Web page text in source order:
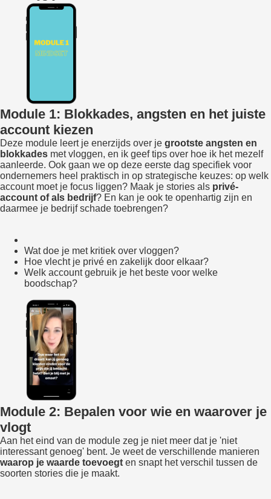
Module 1: Blokkades, angsten en het juiste
account kiezen
Deze module leert je enerzijds over je grootste angsten en
blokkades met vloggen, en ik geef tips over hoe ik het mezelf
aanleerde. Ook gaan we op deze eerste dag specifiek voor
ondernemers heel praktisch in op strategische keuzes: op welk
account moet je focus liggen? Maak je stories als privé-
account of als bedrijf? En kan je ook te openhartig zijn en
daarmee je bedrijf schade toebrengen?
Wat doe je met kritiek over vloggen?
Hoe vlecht je privé en zakelijk door elkaar?
Welk account gebruik je het beste voor welke
boodschap?
Module 2: Bepalen voor wie en waarover je
vlogt
Aan het eind van de module zeg je niet meer dat je 'niet
interessant genoeg' bent. Je weet de verschillende manieren
waarop je waarde toevoegt en snapt het verschil tussen de
soorten stories die je maakt.